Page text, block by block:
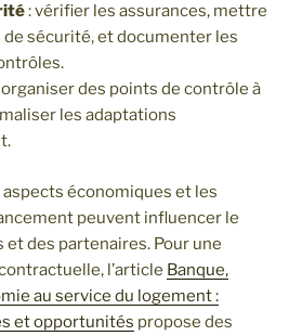
: vérifier les assurances, mettre
sécurité, et documenter les
organiser des points de contrôle à
les adaptations
économiques et les
peuvent influencer le
des partenaires. Pour une
l’article Banque,
au service du logement :
et opportunités propose des